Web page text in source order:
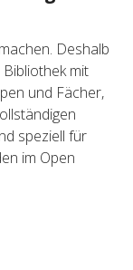
Deshalb
mit
und Fächer,
speziell für
im Open